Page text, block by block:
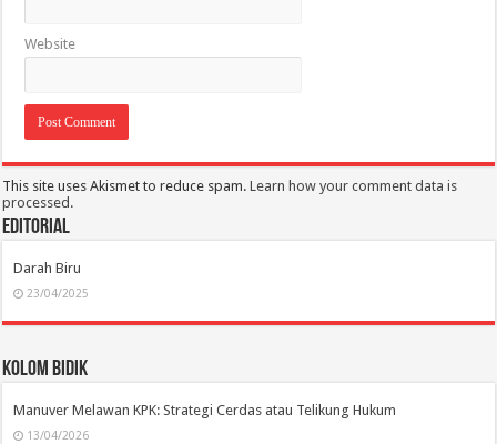
Website
This site uses Akismet to reduce spam.Learn how your comment data is
processed.
Editorial
Darah Biru
23/04/2025
Kolom Bidik
Manuver Melawan KPK: Strategi Cerdas atau Telikung Hukum
13/04/2026